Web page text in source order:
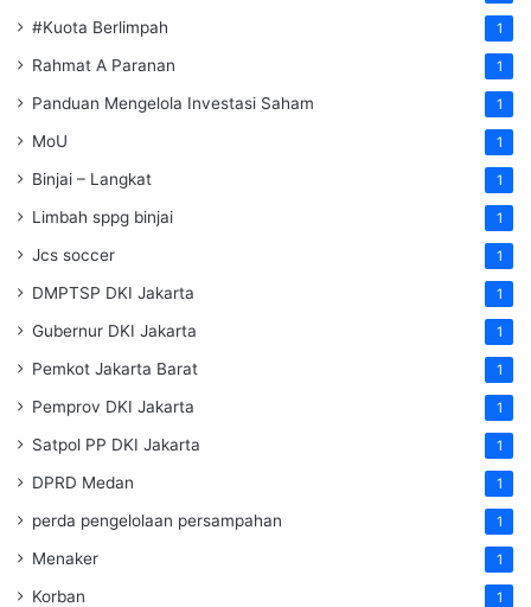
#Kuota Berlimpah 1
Rahmat A Paranan 1
Panduan Mengelola Investasi Saham 1
MoU 1
Binjai – Langkat 1
Limbah sppg binjai 1
Jcs soccer 1
DMPTSP DKI Jakarta 1
Gubernur DKI Jakarta 1
Pemkot Jakarta Barat 1
Pemprov DKI Jakarta 1
Satpol PP DKI Jakarta 1
DPRD Medan 1
perda pengelolaan persampahan 1
Menaker 1
Korban 1